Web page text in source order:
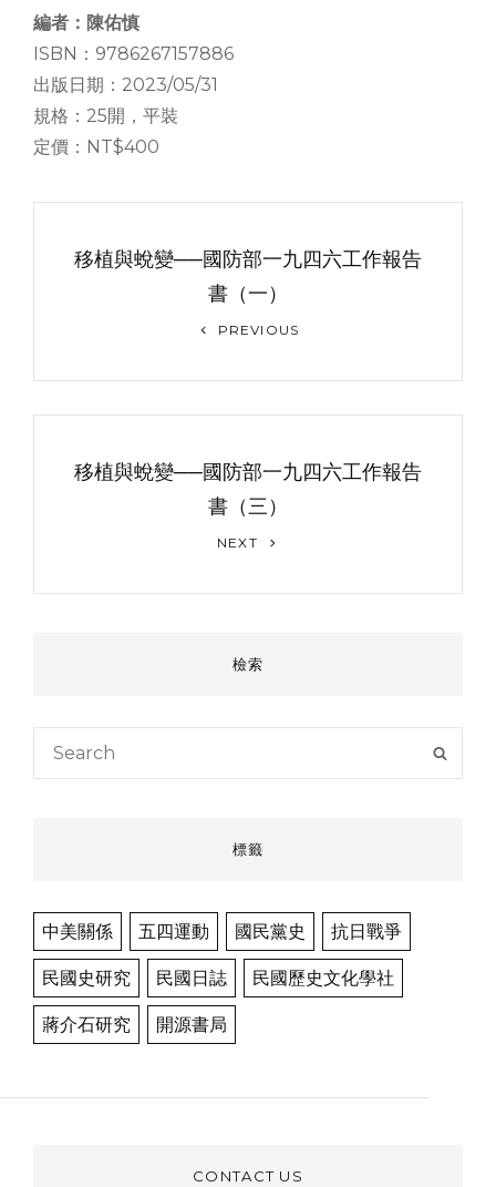
編者：陳佑慎
ISBN：9786267157886
出版日期：2023/05/31
規格：25開，平裝
定價：NT$400
移植與蛻變──國防部一九四六工作報告
書（一）
PREVIOUS
移植與蛻變──國防部一九四六工作報告
書（三）
NEXT
檢索
Search
標籤
中美關係 五四運動 國民黨史 抗日戰爭
民國史研究 民國日誌 民國歷史文化學社
蔣介石研究 開源書局
CONTACT US